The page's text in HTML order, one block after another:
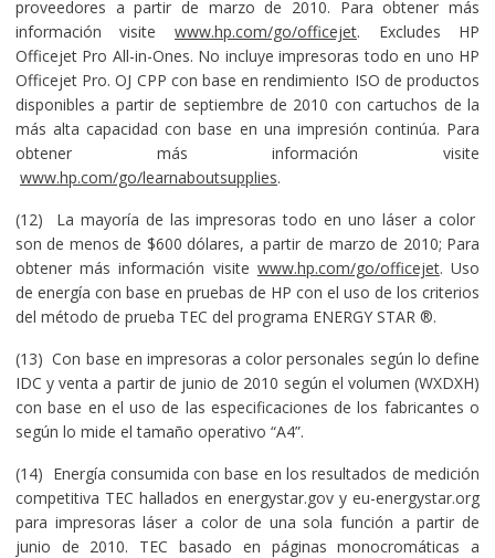
proveedores a partir de marzo de 2010. Para obtener más
información visite www.hp.com/go/officejet. Excludes HP
Officejet Pro All-in-Ones. No incluye impresoras todo en uno HP
Officejet Pro. OJ CPP con base en rendimiento ISO de productos
disponibles a partir de septiembre de 2010 con cartuchos de la
más alta capacidad con base en una impresión continúa. Para
obtener más información visite
www.hp.com/go/learnaboutsupplies.
(12) La mayoría de las impresoras todo en uno láser a color
son de menos de $600 dólares, a partir de marzo de 2010; Para
obtener más información visite www.hp.com/go/officejet. Uso
de energía con base en pruebas de HP con el uso de los criterios
del método de prueba TEC del programa ENERGY STAR ®.
(13) Con base en impresoras a color personales según lo define
IDC y venta a partir de junio de 2010 según el volumen (WXDXH)
con base en el uso de las especificaciones de los fabricantes o
según lo mide el tamaño operativo “A4”.
(14) Energía consumida con base en los resultados de medición
competitiva TEC hallados en energystar.gov y eu-energystar.org
para impresoras láser a color de una sola función a partir de
junio de 2010. TEC basado en páginas monocromáticas a